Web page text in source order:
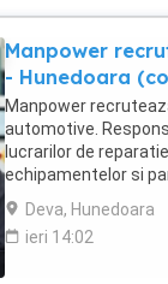
Manpower
- Hunedoara
Manpower
automotive.
lucrarilor de
echipamentelor si
utilizand sisteme de
Deva, Hunedoara
ieri 14:02